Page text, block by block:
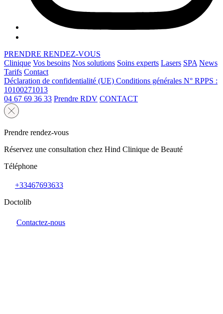
PRENDRE RENDEZ-VOUS
Clinique Vos besoins Nos solutions Soins experts Lasers SPA News
Tarifs Contact
Déclaration de confidentialité (UE) Conditions générales N° RPPS :
10100271013
04 67 69 36 33 Prendre RDV CONTACT
Prendre rendez-vous
Réservez une consultation chez Hind Clinique de Beauté
Téléphone
+33467693633
Doctolib
Contactez-nous